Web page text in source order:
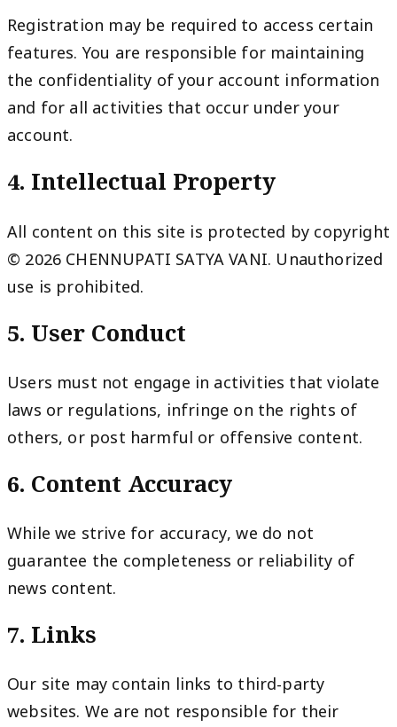
Registration may be required to access certain
features. You are responsible for maintaining
the confidentiality of your account information
and for all activities that occur under your
account.
4. Intellectual Property
All content on this site is protected by copyright
© 2026 CHENNUPATI SATYA VANI. Unauthorized
use is prohibited.
5. User Conduct
Users must not engage in activities that violate
laws or regulations, infringe on the rights of
others, or post harmful or offensive content.
6. Content Accuracy
While we strive for accuracy, we do not
guarantee the completeness or reliability of
news content.
7. Links
Our site may contain links to third-party
websites. We are not responsible for their